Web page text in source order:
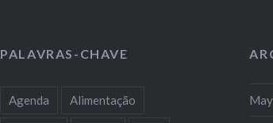
PALAVRAS-CHAVE
Agenda Alimentação